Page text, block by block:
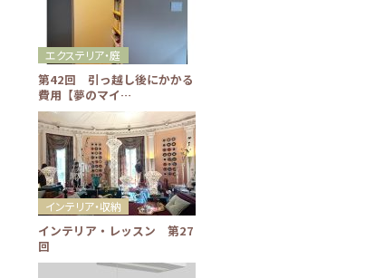
第42回 引っ越し後にかかる
費用【夢のマイ…
エクステリア・庭
インテリア・レッスン 第27
回
インテリア・収納